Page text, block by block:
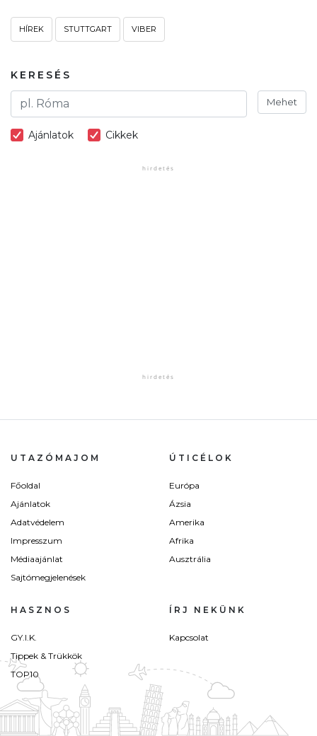
HÍREK STUTTGART VIBER
KERESÉS
Mehet
Ajánlatok Cikkek
UTAZÓMAJOM
Főoldal
Ajánlatok
Adatvédelem
Impresszum
Médiaajánlat
Sajtómegjelenések
ÚTICÉLOK
Európa
Ázsia
Amerika
Afrika
Ausztrália
HASZNOS
GY.I.K.
Tippek & Trükkök
TOP10
ÍRJ NEKÜNK
Kapcsolat